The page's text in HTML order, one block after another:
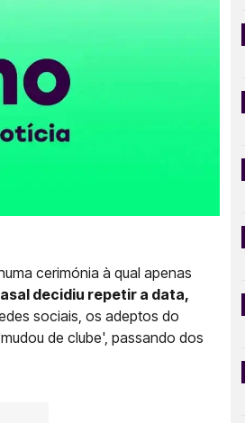
cerimónia à qual apenas
decidiu repetir a data,
sociais, os adeptos do
de clube', passando dos